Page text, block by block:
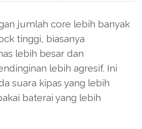
jumlah core lebih banyak
tinggi, biasanya
lebih besar dan
lebih agresif. Ini
suara kipas yang lebih
baterai yang lebih